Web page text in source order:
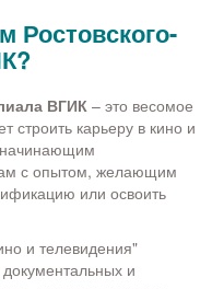
Ростовского-
ВГИК – это весомое
строить карьеру в кино и
начинающим
с опытом, желающим
или освоить
и телевидения"
и